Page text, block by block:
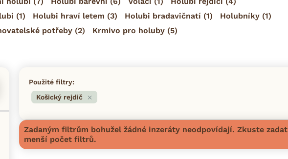
(1) Holubi hraví letem (3) Holubi bradavičnatí (1) Holubníky (1)
potřeby (2) Krmivo pro holuby (5)
Použité filtry:
Košický rejdič
Zadaným filtrům bohužel žádné inzeráty neodpovídají. Zkuste zadat
menší počet filtrů.